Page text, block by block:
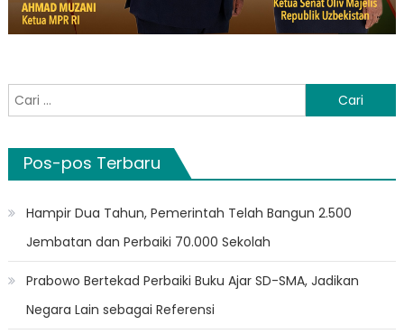
Cari
untuk:
Pos-pos Terbaru
Hampir Dua Tahun, Pemerintah Telah Bangun 2.500
Jembatan dan Perbaiki 70.000 Sekolah
Prabowo Bertekad Perbaiki Buku Ajar SD-SMA, Jadikan
Negara Lain sebagai Referensi